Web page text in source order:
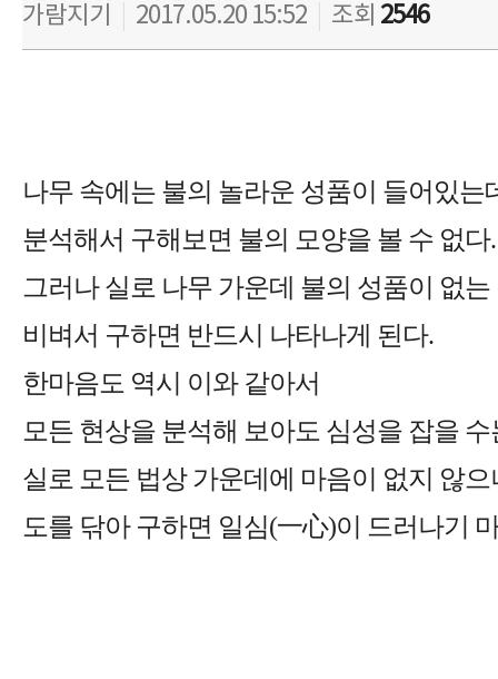
가람지기 2017.05.20 15:52 조회 2546
나무 속에는 불의 놀라운 성품이 들어있는
분석해서 구해보면 불의 모양을 볼 수 없다.
그러나 실로 나무 가운데 불의 성품이 없
비벼서 구하면 반드시 나타나게 된다.
한마음도 역시 이와 같아서
모든 현상을 분석해 보아도 심성을 잡을
실로 모든 법상 가운데에 마음이 없지 않으
도를 닦아 구하면 일심(一心)이 드러나기